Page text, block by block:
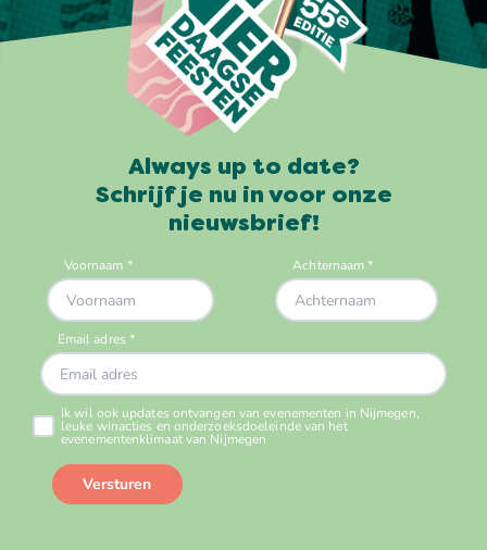
Always up to date?
Schrijf je nu in voor onze
nieuwsbrief!